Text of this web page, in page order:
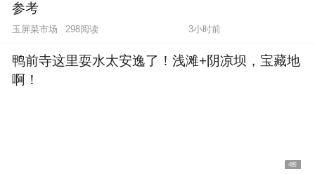
参考
玉屏菜市场 298阅读 3小时前
鸭前寺这里耍水太安逸了！浅滩+阴凉坝，宝藏地
啊！
4图